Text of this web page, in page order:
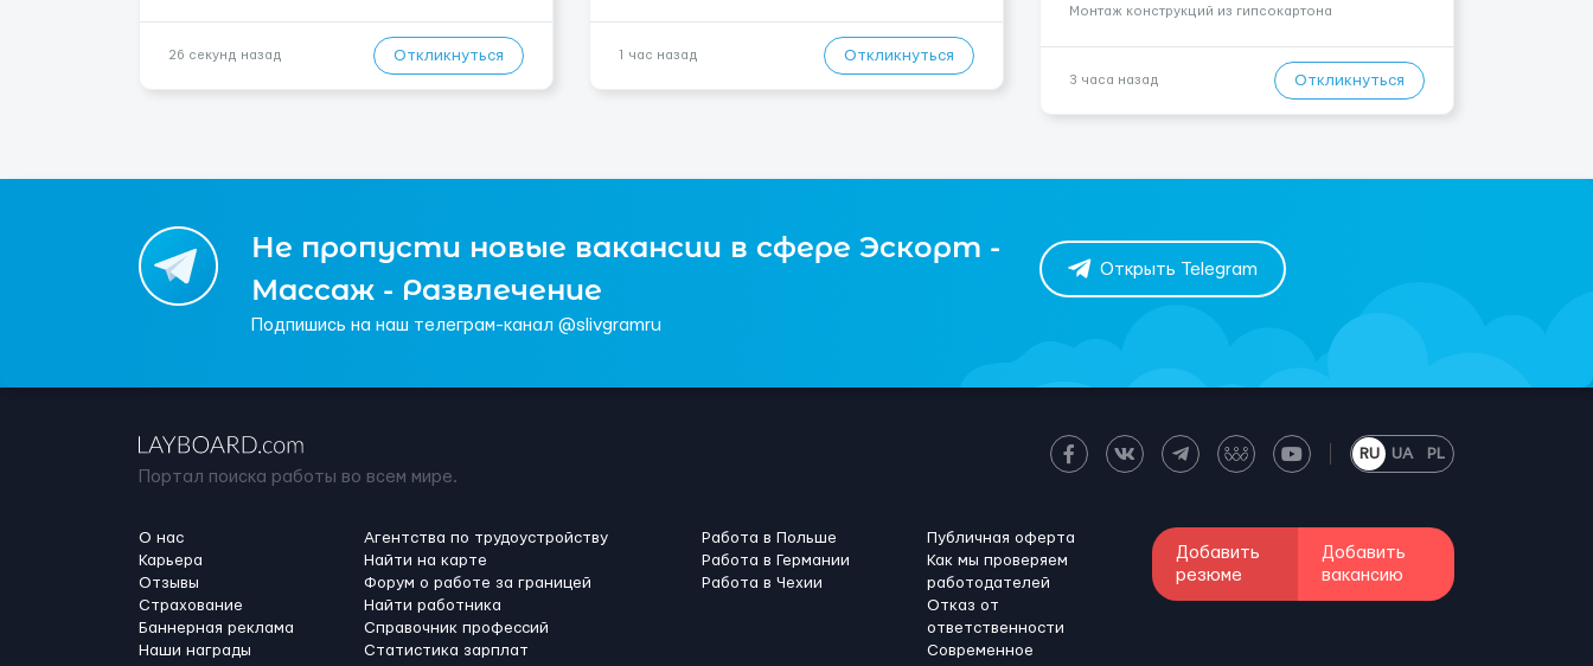
нужен 📆 ГРАФИК РАБОТЫ: - ПН по ВС, выходные
26 секунд назад Откликнуться
трех месяцев. Мед. страховка. Высокая зарплат...
1 час назад Откликнуться
Монтаж конструкций из гипсокартона
Выполнение малярных работ (шпатлевка,
грунтовка, покраска); - Штукатурные работы ...
3 часа назад Откликнуться
Не пропусти новые вакансии в сфере Эскорт -
Массаж - Развлечение
Подпишись на наш телеграм-канал @slivgramru
Открыть Telegram
Портал поиска работы во всем мире.
RU UA PL
О нас
Карьера
Отзывы
Страхование
Баннерная реклама
Наши награды
Агентства по трудоустройству
Найти на карте
Форум о работе за границей
Найти работника
Справочник профессий
Статистика зарплат
Работа в Польше
Работа в Германии
Работа в Чехии
Публичная оферта
Как мы проверяем
работодателей
Отказ от
ответственности
Современное
Добавить
резюме
Добавить
вакансию